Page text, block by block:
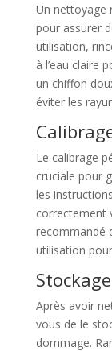
Un nettoyage
pour assurer
utilisation,
à l’eau claire
un chiffon
éviter les
Le calibrage
cruciale pour
les
correctement
recommandé
utilisation
Après avoir
vous de le
dommage.